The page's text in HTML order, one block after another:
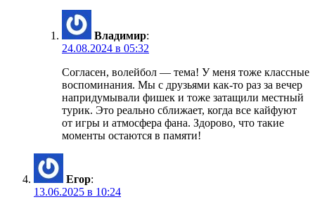
Владимир:
24.08.2024 в 05:32
Согласен, волейбол — тема! У меня тоже классные
воспоминания. Мы с друзьями как-то раз за вечер
напридумывали фишек и тоже затащили местный
турик. Это реально сближает, когда все кайфуют
от игры и атмосфера фана. Здорово, что такие
моменты остаются в памяти!
Егор:
13.06.2025 в 10:24